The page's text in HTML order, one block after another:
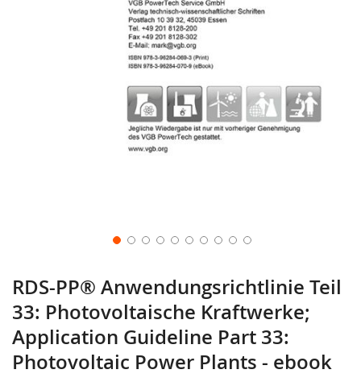
RDS-PP® Anwendungsrichtlinie Teil
33: Photovoltaische Kraftwerke;
Application Guideline Part 33:
Photovoltaic Power Plants - ebook